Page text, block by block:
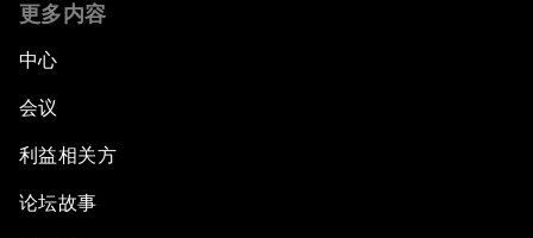
更多内容
中心
会议
利益相关方
论坛故事